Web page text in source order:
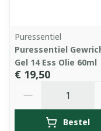
Puressentiel
Puressentiel
Gel 14 Ess Olie 60ml
€ 19,50
Bestel